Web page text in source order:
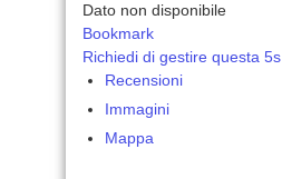
Dato non disponibile
Bookmark
Richiedi di gestire questa 5s
Recensioni
Immagini
Mappa